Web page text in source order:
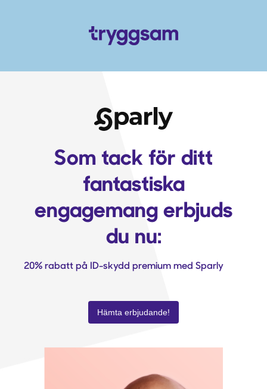
Som tack för ditt
fantastiska
engagemang erbjuds
du nu:
20% rabatt på ID-skydd premium med Sparly
Hämta erbjudande!